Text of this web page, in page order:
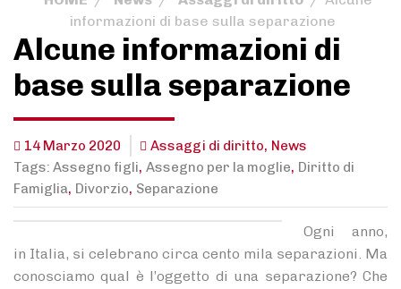
informazioni di base sulla separazione
Alcune informazioni di
base sulla separazione
14 Marzo 2020 Assaggi di diritto, News
Tags: Assegno figli, Assegno per la moglie, Diritto di
Famiglia, Divorzio, Separazione
Ogni anno,
in Italia, si celebrano circa cento mila separazioni. Ma
conosciamo qual è l’oggetto di una separazione? Che